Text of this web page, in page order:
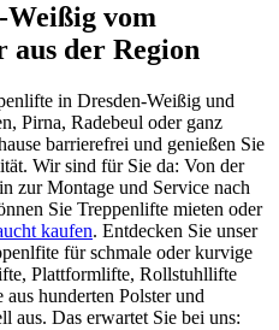
vom
der Region
in Dresden-Weißig und
Pirna, Radebeul oder ganz
barrierefrei und genießen Sie
Wir sind für Sie da: Von der
zur Montage und Service nach
Sie Treppenlifte mieten oder
kaufen. Entdecken Sie unser
für schmale oder kurvige
Plattformlifte, Rollstuhllifte
hunderten Polster und
aus. Das erwartet Sie bei uns: